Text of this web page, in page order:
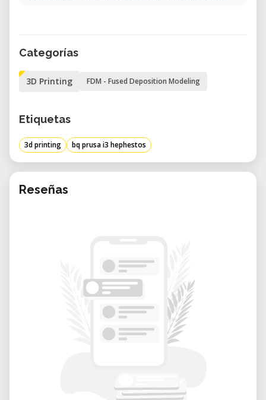
fonctionnalités de sécurité comme la
suppression du lit chauffant et l'inclusion
Caractéristiques Techniques
• Technologie d'Impression : Modélisation
par dépôt de fil fondu (FDM)
• Volume d'Impression : 215 x 210 x 180 mm
• Résolution des Couches :
40–60 mm/s ; maximale jusqu'à 80–100 mm/s
• Diamètre de l'Ugello : 0,4 mm
• Diamètre du Filament : 1,75 mm
• Matériaux Supportés : PLA, HIPS, FilaFlex,
• Avec bobine PLA : 460 x 383 x 580 mm
Categorías
3D Printing FDM - Fused Deposition Modeling
Etiquetas
3d printing bq prusa i3 hephestos
Reseñas